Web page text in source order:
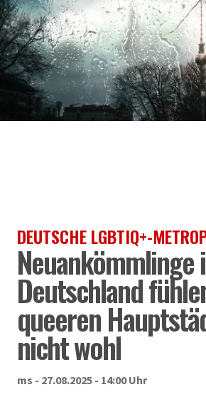
DEUTSCHE LGBTIQ+-
Neuankömmlinge
Deutschland
queeren
nicht wohl
ms - 27.08.2025 - 14:00 Uhr